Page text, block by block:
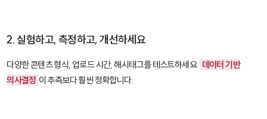
2. 실험하고, 측정하고, 개선하세요
다양한 콘텐츠 형식, 업로드 시간, 해시태그를 테스트하세요. 데이터 기반
의사결정 이 추측보다 훨씬 정확합니다.